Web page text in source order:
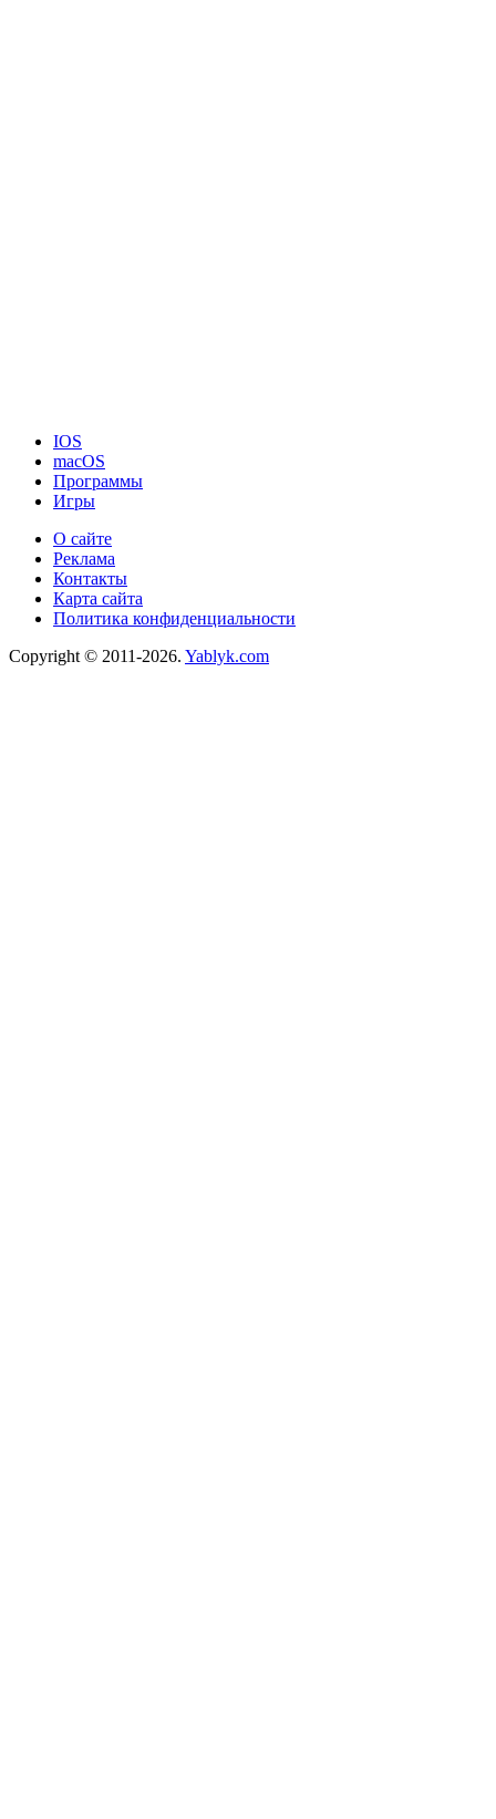
IOS
macOS
Программы
Игры
О сайте
Реклама
Контакты
Карта сайта
Политика конфиденциальности
Copyright © 2011-2026. Yablyk.сom